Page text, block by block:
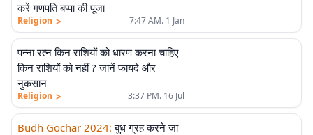
करें गणपति बप्पा की पूजा
Religion > 7:47 AM. 1 Jan
पन्ना रत्न किन राशियों को धारण करना चाहिए
किन राशियों को नहीं ? जानें फायदे और
नुकसान
Religion > 3:37 PM. 16 Jul
Budh Gochar 2024: बुध ग्रह करने जा